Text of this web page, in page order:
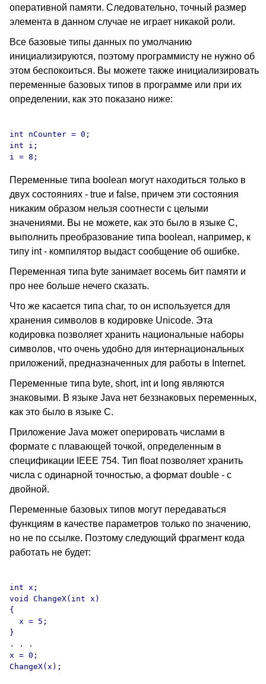
оперативной памяти. Следовательно, точный размер
элемента в данном случае не играет никакой роли.
Все базовые типы данных по умолчанию
инициализируются, поэтому программисту не нужно об
этом беспокоиться. Вы можете также инициализировать
переменные базовых типов в программе или при их
определении, как это показано ниже:
int nCounter = 0;
int i;
Переменные типа boolean могут находиться только в
двух состояниях - true и false, причем эти состояния
никаким образом нельзя соотнести с целыми
значениями. Вы не можете, как это было в языке С,
выполнить преобразование типа boolean, например, к
типу int - компилятор выдаст сообщение об ошибке.
Переменная типа byte занимает восемь бит памяти и
про нее больше нечего сказать.
Что же касается типа char, то он используется для
хранения символов в кодировке Unicode. Эта
кодировка позволяет хранить национальные наборы
символов, что очень удобно для интернациональных
приложений, предназначенных для работы в Internet.
Переменные типа byte, short, int и long являются
знаковыми. В языке Java нет беззнаковых переменных,
как это было в языке С.
Приложение Java может оперировать числами в
формате с плавающей точкой, определенным в
спецификации IEEE 754. Тип float позволяет хранить
числа с одинарной точностью, а формат double - с
двойной.
Переменные базовых типов могут передаваться
функциям в качестве параметров только по значению,
но не по ссылке. Поэтому следующий фрагмент кода
работать не будет:
int x;
void ChangeX(int x)
{
  x = 5;
}
. . .
x = 0;